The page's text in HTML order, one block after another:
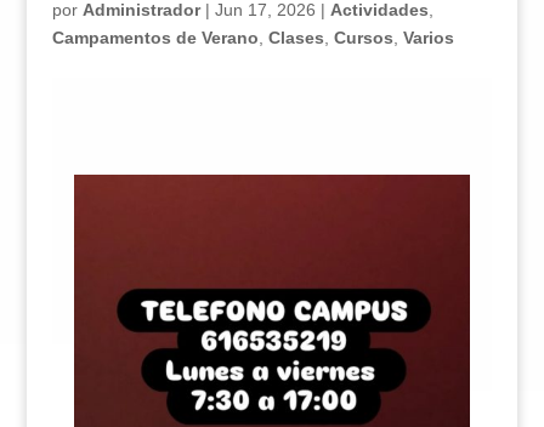
por Administrador| Jun 17, 2026 | Actividades
Campamentos de Verano Clases Cursos Varios